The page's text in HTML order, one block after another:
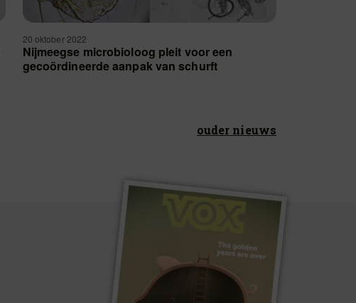
20 oktober 2022
Nijmeegse microbioloog pleit voor een
gecoördineerde aanpak van schurft
ouder nieuws